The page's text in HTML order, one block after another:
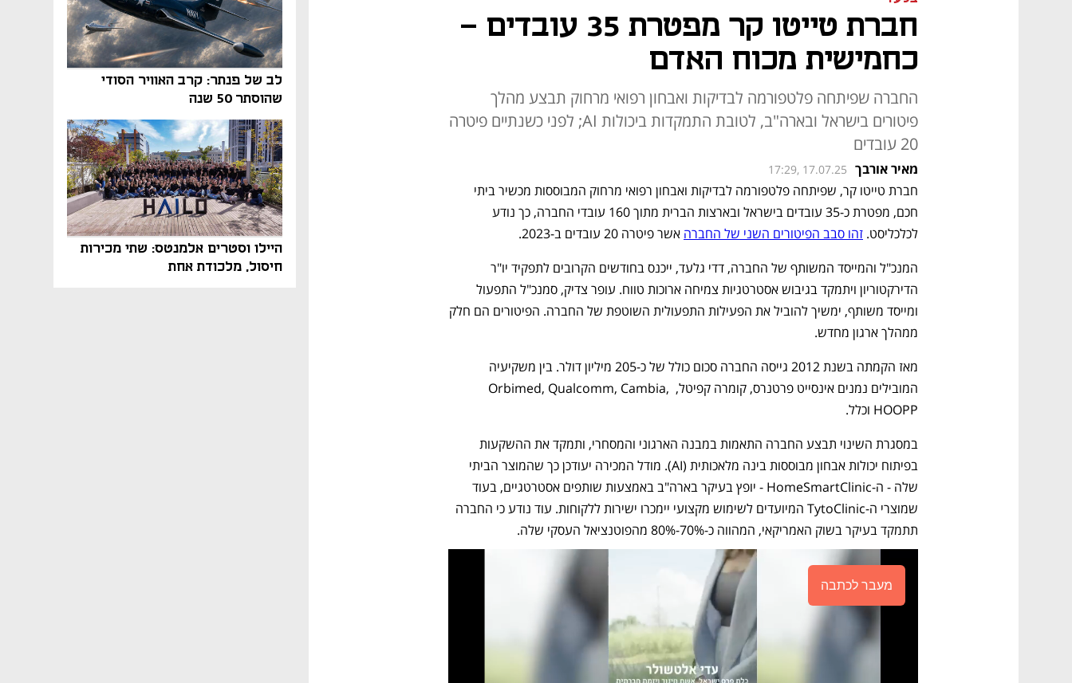
לב של פנתר: קרב האוויר הסודי
שהוסתר 50 שנה
היילו וסטרים אלמנטס: שתי מכירות
חיסול, מלכודת אחת
חברת טייטו קר מפטרת 35 עובדים -
כחמישית מכוח האדם
החברה שפיתחה פלטפורמה לבדיקות ואבחון רפואי מרחוק תבצע מהלך
פיטורים בישראל ובארה"ב, לטובת התמקדות ביכולות AI; לפני כשנתיים פיטרה
20 עובדים
מאיר אורבך 17:29, 17.07.25
לכלכליסט. זהו סבב הפיטורים השני של החברה אשר פיטרה 20 עובדים ב-2023.
ממהלך ארגון מחדש.
המובילים נמנים אינסייט פרטנרס, קומרה קפיטל, Orbimed, Qualcomm, Cambia,
HOOPP וכלל.
תתמקד בעיקר בשוק האמריקאי, המהווה כ-70%-80% מהפוטנציאל העסקי שלה.
מעבר לכתבה